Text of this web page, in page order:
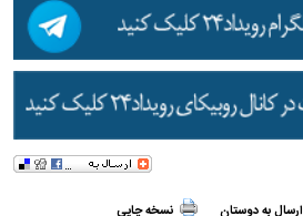
ارسال به دوستان نسخه چاپی